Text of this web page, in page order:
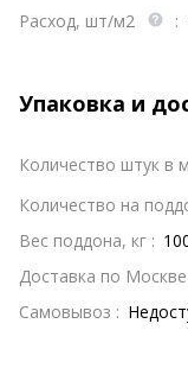
Расход, шт/м2
:
Упаковка и
Количество штук в
Количество на
Вес поддона, кг :
Доставка по
Самовывоз :